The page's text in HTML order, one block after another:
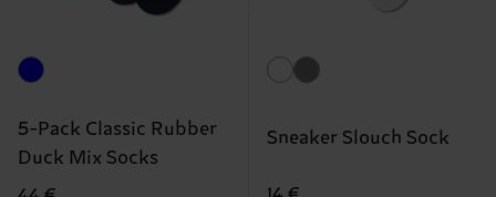
5-Pack Classic Rubber
Duck Mix Socks
Sneaker Slouch Sock